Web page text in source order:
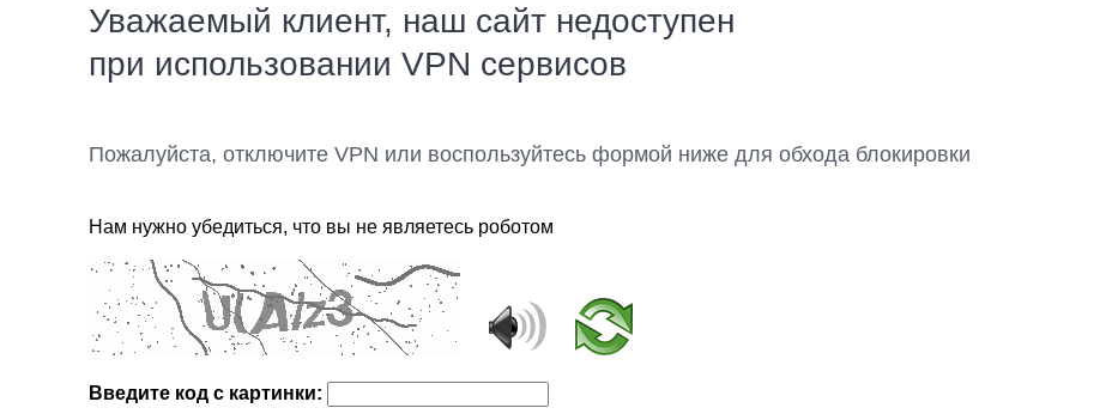
Уважаемый клиент, наш сайт недоступен
при использовании VPN сервисов
Пожалуйста, отключите VPN или воспользуйтесь формой ниже для обхода блокировки
Нам нужно убедиться, что вы не являетесь роботом
Введите код с картинки: